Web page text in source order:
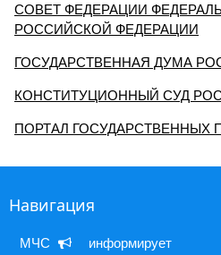
СОВЕТ ФЕДЕРАЦИИ
РОССИЙСКОЙ ФЕДЕРАЦИИ
ГОСУДАРСТВЕННАЯ ДУМА
КОНСТИТУЦИОННЫЙ СУД
ПОРТАЛ ГОСУДАРСТВЕННЫХ
Навигация
МЧС информирует